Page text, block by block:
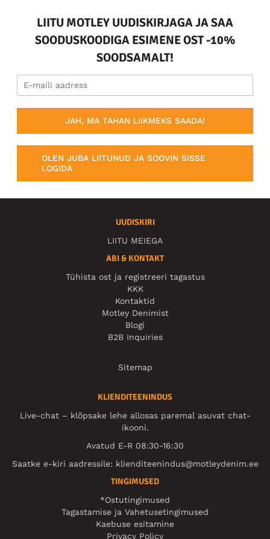
LIITU MOTLEY UUDISKIRJAGA JA SAA
SOODUSKOODIGA ESIMENE OST -10%
SOODSAMALT!
JAH, MA TAHAN LIIKMEKS SAADA!
OLEN JUBA LIITUNUD JA SOOVIN SISSE
LOGIDA
UUDISKIRI
LIITU MEIEGA
ABI & KONTAKT
Tühista ost ja registreeri tagastus
KKK
Kontaktid
Motley Denimist
Blogi
B2B Inquiries
Sitemap
KLIENDITEENINDUS
Live-chat – klõpsake lehe allosas paremal asuvat chat-
ikooni.
Avatud E-R 08:30-16:30
Saatke e-kiri aadressile: klienditeenindus@motleydenim.ee
TINGIMUSED
*Ostutingimused
Tagastamise ja Vahetusetingimused
Kaebuse esitamine
Privacy Policy